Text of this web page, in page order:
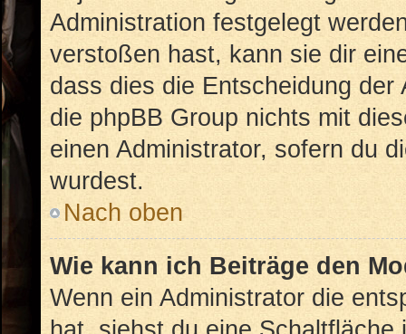
Administration festgelegt
verstoßen hast, kann sie dir
dass dies die Entscheidung
die phpBB Group nichts mit
einen Administrator, sofern du
wurdest.
Nach oben
Wie kann ich Beiträge den
Wenn ein Administrator die